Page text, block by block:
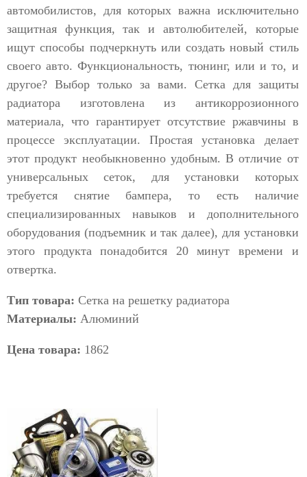
автомобилистов, для которых важна исключительно
защитная функция, так и автолюбителей, которые
ищут способы подчеркнуть или создать новый стиль
своего авто. Функциональность, тюнинг, или и то, и
другое? Выбор только за вами. Сетка для защиты
радиатора изготовлена из антикоррозионного
материала, что гарантирует отсутствие ржавчины в
процессе эксплуатации. Простая установка делает
этот продукт необыкновенно удобным. В отличие от
универсальных сеток, для установки которых
требуется снятие бампера, то есть наличие
специализированных навыков и дополнительного
оборудования (подъемник и так далее), для установки
этого продукта понадобится 20 минут времени и
отвертка.
Тип товара: Сетка на решетку радиатора
Материалы: Алюминий
Цена товара: 1862